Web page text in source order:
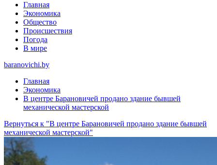
Главная
Экономика
Общество
Происшествия
Погода
В мире
baranovichi.by
Главная
Экономика
В центре Барановичей продано здание бывшей
механической мастерской
Вернуться к "В центре Барановичей продано здание бывшей
механической мастерской"